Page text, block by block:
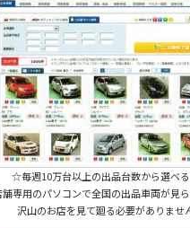
☆毎週10万台以上の出品台数から選べ
舗専用のパソコンで全国の出品車両が見ら
沢山のお店を見て廻る必要がありませ